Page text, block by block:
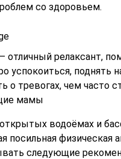
со здоровьем.
отличный релаксант,
успокоиться, поднять
о тревогах, чем часто
мамы
водоёмах и
посильная физическая
следующие